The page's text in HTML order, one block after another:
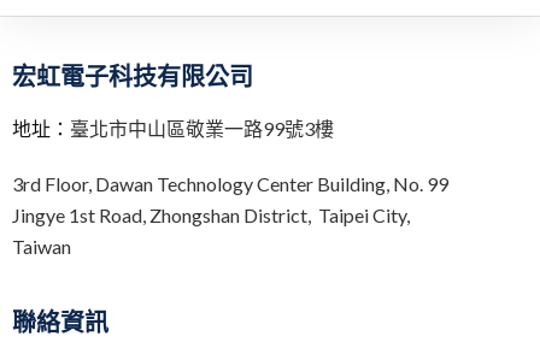
i
v
:
宏虹電子科技有限公司
地址： 臺北市中山區敬業一路99號3樓
3rd Floor, Dawan Technology Center Building, No. 99
Jingye 1st Road, Zhongshan District, Taipei City,
Taiwan
聯絡資訊